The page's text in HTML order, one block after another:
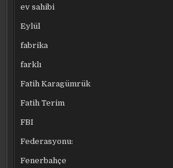
ev sahibi
Eylül
fabrika
farklı
Fatih Karagümrük
Fatih Terim
FBI
Federasyonu:
Fenerbahçe